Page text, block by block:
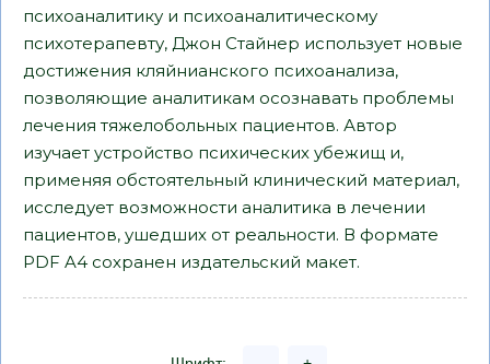
психоаналитику и психоаналитическому
психотерапевту, Джон Стайнер использует новые
достижения кляйнианского психоанализа,
позволяющие аналитикам осознавать проблемы
лечения тяжелобольных пациентов. Автор
изучает устройство психических убежищ и,
применяя обстоятельный клинический материал,
исследует возможности аналитика в лечении
пациентов, ушедших от реальности. В формате
PDF A4 сохранен издательский макет.